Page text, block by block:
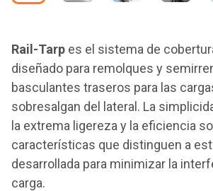
Rail-Tarp es el sistema de
diseñado para remolques y
basculantes traseros para las
sobresalgan del lateral. La
la extrema ligereza y la eficiencia
características que distinguen a
desarrollada para minimizar la
carga.